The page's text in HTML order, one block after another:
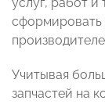
услуг, работ
сформировать
Учитывая
запчастей на